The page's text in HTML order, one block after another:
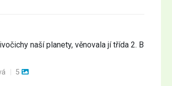
naší planety, věnovala jí třída 2. B
5